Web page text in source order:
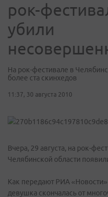
рок-
убили
На рок-фестивале в
более ста скинхедов
11:37, 30 августа 2010
Вчера, 29 августа, на рок-
Челябинской области
Как передают РИА «Новости»
девушка скончалась от